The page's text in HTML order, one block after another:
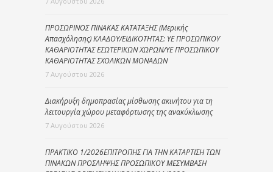
ΠΡΟΣΩΡΙΝΟΣ ΠΙΝΑΚΑΣ ΚΑΤΑΤΑΞΗΣ (Μερικής
Απασχόλησης) ΚΛΑΔΟΥ/ΕΙΔΙΚΟΤΗΤΑΣ: ΥΕ ΠΡΟΣΩΠΙΚΟΥ
ΚΑΘΑΡΙΟΤΗΤΑΣ ΕΣΩΤΕΡΙΚΩΝ ΧΩΡΩΝ/ΥΕ ΠΡΟΣΩΠΙΚΟΥ
ΚΑΘΑΡΙΟΤΗΤΑΣ ΣΧΟΛΙΚΩΝ ΜΟΝΑΔΩΝ
7 Αυγούστου 2026
Διακήρυξη δημοπρασίας μίσθωσης ακινήτου για τη
λειτουργία χώρου μεταφόρτωσης της ανακύκλωσης
7 Αυγούστου 2026
ΠΡΑΚΤΙΚΟ 1/2026ΕΠΙΤΡΟΠΗΣ ΓΙΑ ΤΗΝ ΚΑΤΑΡΤΙΣΗ ΤΩΝ
ΠΙΝΑΚΩΝ ΠΡΟΣΛΗΨΗΣ ΠΡΟΣΩΠΙΚΟΥ ΜΕΣΥΜΒΑΣΗ